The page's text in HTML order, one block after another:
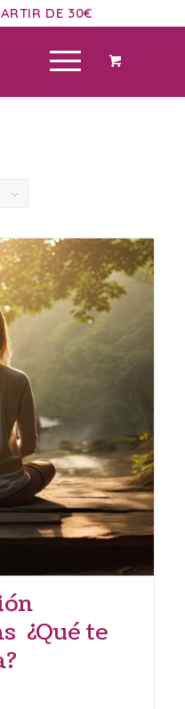
DE 30€
¿Qué te